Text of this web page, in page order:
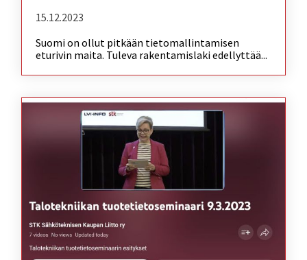
15.12.2023
Suomi on ollut pitkään tietomallintamisen
eturivin maita. Tuleva rakentamislaki edellyttää...